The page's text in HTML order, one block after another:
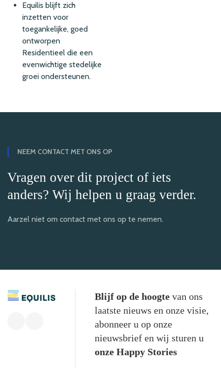
Equilis blijft zich
inzetten voor
toegankelijke, goed
ontworpen
Residentieel die een
evenwichtige stedelijke
groei ondersteunen.
NEEM CONTACT MET ONS OP
Vragen over dit project of iets
anders? Wij helpen u graag verder.
Aarzel niet om contact met ons op te nemen.
Blijf op de hoogte van ons
laatste nieuws en onze visie,
abonneer u op onze
nieuwsbrief en wij sturen u
onze Happy Stories